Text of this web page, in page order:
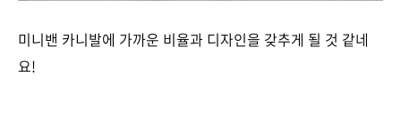
미니밴 카니발에 가까운 비율과 디자인을 갖추게 될 것 같네
요!